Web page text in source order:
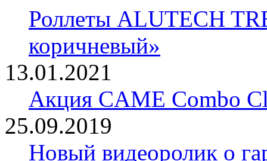
Роллеты ALUTECH
коричневый»
13.01.2021
Акция CAME Combo
25.09.2019
Новый видеоролик о